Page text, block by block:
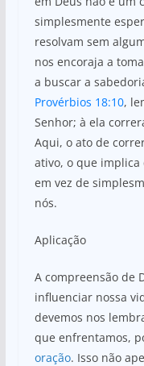
simplesmente
resolvam sem
nos encoraja a
a buscar a
Provérbios 18:10,
Senhor; à ela
Aqui, o ato de
ativo, o que implica
em vez de
nós.
Aplicação
A compreensão de
influenciar nossa
devemos nos
que enfrentamos,
oração. Isso não